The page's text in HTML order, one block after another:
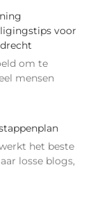
voor
om te
mensen
het beste
losse blogs,